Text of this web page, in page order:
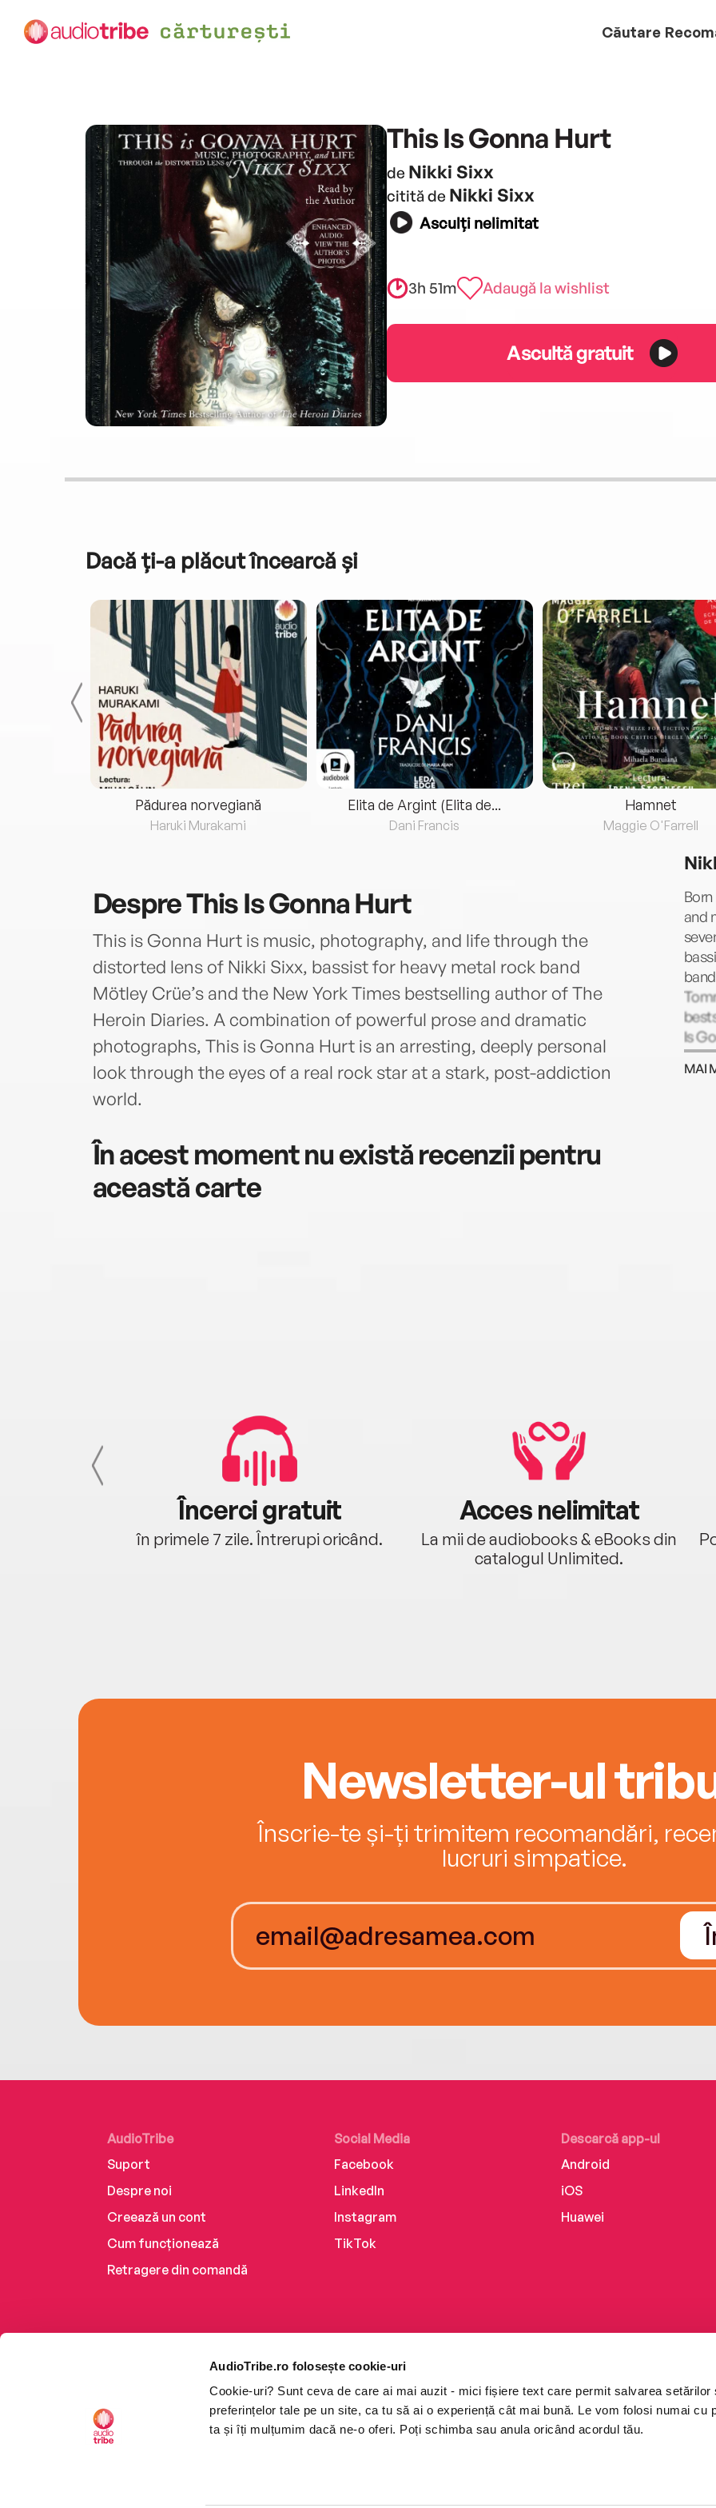
AudioTribe.ro folosește cookie-uri
Cookie-uri? Sunt ceva de care ai mai auzit - mici fișiere text care permit salvarea setărilor
preferințelor tale pe un site, ca tu să ai o experiență cât mai bună. Le vom folosi numai cu
ta și îți mulțumim dacă ne-o oferi. Poți schimba sau anula oricând acordul tău.
Căutare
This Is Gonna Hurt
de Nikki Sixx
citită de Nikki Sixx
Asculți nelimitat
3h 51m Adaugă la wishlist
Ascultă gratuit
Dacă ți-a plăcut încearcă și
Pădurea norvegiană
Haruki Murakami
Elita de Argint (Elita de...
Dani Francis
Hamnet
Maggie O'Farrell
DespreThis Is Gonna Hurt
This is Gonna Hurt is music, photography, and life through the
distorted lens of Nikki Sixx, bassist for heavy metal rock band
Mötley Crüe’s and the New York Times bestselling author of The
Heroin Diaries. A combination of powerful prose and dramatic
photographs, This is Gonna Hurt is an arresting, deeply personal
look through the eyes of a real rock star at a stark, post-addiction
world.
În acest moment nu există recenzii pentru
această carte
and
Is
MAI
Încerci gratuit
în primele 7 zile. Întrerupi oricând.
Acces nelimitat
La mii de audiobooks & eBooks din
catalogul Unlimited.
Newsletter-ul
Înscrie-te și-ți trimitem recomandări,
lucruri simpatice.
AudioTribe
Suport
Despre noi
Creează un cont
Cum funcționează
Retragere din comandă
Social Media
Facebook
LinkedIn
Instagram
TikTok
Descarcă app-ul
Android
iOS
Huawei